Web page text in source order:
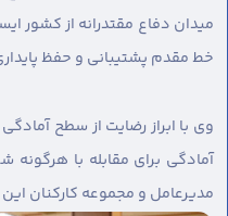
میدان دفاع مقتدرانه از کشور
خط مقدم پشتیبانی و حفظ
وی با ابراز رضایت از سطح
آمادگی برای مقابله با هرگونه
مدیرعامل و مجموعه کارکنان